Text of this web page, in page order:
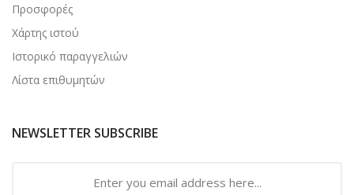
Προσφορές
Χάρτης ιστού
Ιστορικό παραγγελιών
Λίστα επιθυμητών
NEWSLETTER SUBSCRIBE